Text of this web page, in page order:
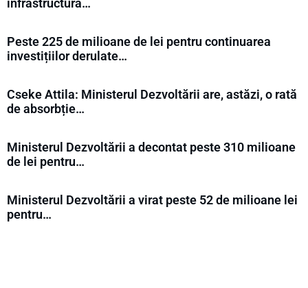
infrastructura…
Peste 225 de milioane de lei pentru continuarea
investițiilor derulate…
Cseke Attila: Ministerul Dezvoltării are, astăzi, o rată
de absorbție…
Ministerul Dezvoltării a decontat peste 310 milioane
de lei pentru…
Ministerul Dezvoltării a virat peste 52 de milioane lei
pentru…